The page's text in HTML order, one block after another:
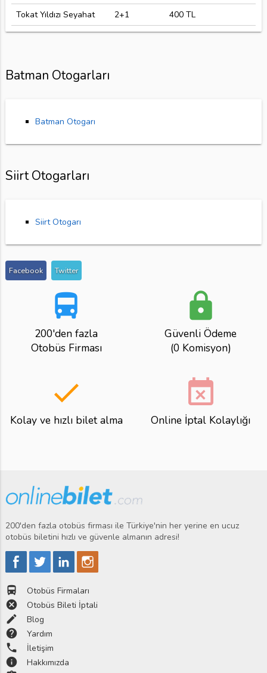
Tokat Yıldızı Seyahat
2+1 400 TL
Batman Otogarları
Batman Otogarı
Siirt Otogarları
Siirt Otogarı
Facebook Twitter
directions_bus
200'den fazla
Otobüs Firması
lock
Güvenli Ödeme
(0 Komisyon)
done
Kolay ve hızlı bilet alma
event_busy
Online İptal Kolaylığı
200'den fazla otobüs firması ile Türkiye'nin her yerine en ucuz
otobüs biletini hızlı ve güvenle almanın adresi!
directions_bus Otobüs Firmaları
cancel Otobüs Bileti İptali
edit Blog
help Yardım
phone İletişim
info Hakkımızda